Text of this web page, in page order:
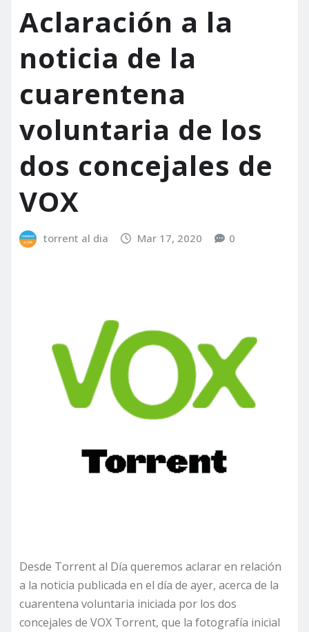
Aclaración a la
noticia de la
cuarentena
voluntaria de los
dos concejales de
VOX
torrent al dia Mar 17, 2020 0
Desde Torrent al Día queremos aclarar en relación
a la noticia publicada en el día de ayer, acerca de la
cuarentena voluntaria iniciada por los dos
concejales de VOX Torrent, que la fotografía inicial